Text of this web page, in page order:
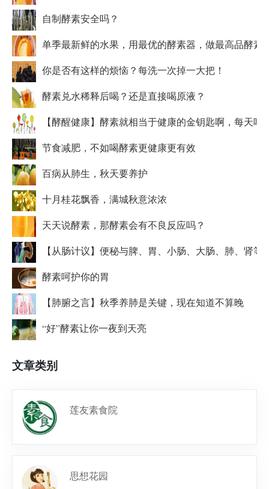
自制酵素安全吗？
单季最新鲜的水果，用最优的酵素器，做最高品酵素
你是否有这样的烦恼？每洗一次掉一大把！
酵素兑水稀释后喝？还是直接喝原液？
【酵醒健康】酵素就相当于健康的金钥匙啊，每天
节食减肥，不如喝酵素更健康更有效
百病从肺生，秋天要养护
十月桂花飘香，满城秋意浓浓
天天说酵素，那酵素会有不良反应吗？
【从肠计议】便秘与脾、胃、小肠、大肠、肺、肾等
酵素呵护你的胃
【肺腑之言】秋季养肺是关键，现在知道不算晚
“好”酵素让你一夜到天亮
文章类别
莲友素食院
思想花园